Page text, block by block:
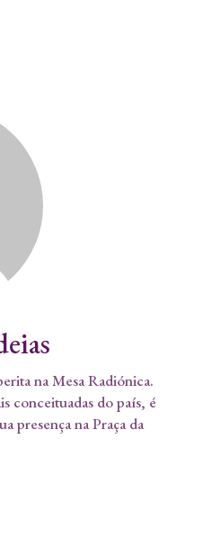
na Mesa Radiónica.
conceituadas do país, é
presença na Praça da